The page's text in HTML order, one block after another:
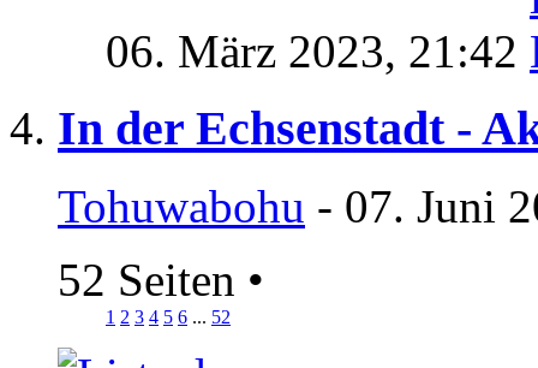
06. März 2023, 21:42
In der Echsenstadt -
Tohuwabohu - 07. Juni
52 Seiten •
1 2 3 4 5 6 ... 52